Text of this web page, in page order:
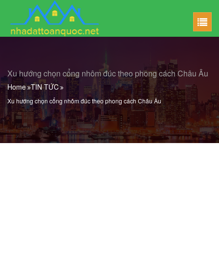
Xu hướng chọn cổng nhôm đúc theo phong cách Châu Âu
Home TIN TỨC
Xu hướng chọn cổng nhôm đúc theo phong cách Châu Âu